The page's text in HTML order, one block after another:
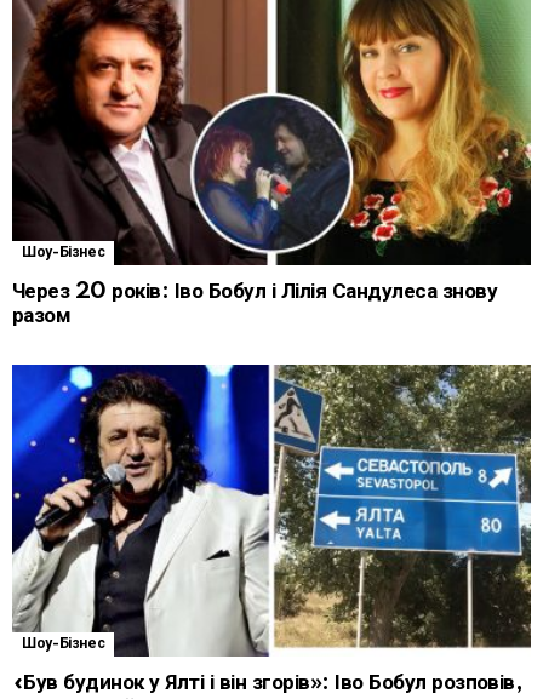
Шоу-Бізнес
Через 20 років: Іво Бобул і Лілія Сандулеса знову
разом
Шоу-Бізнес
«Був будинок у Ялті і він згорів»: Іво Бобул розповів,